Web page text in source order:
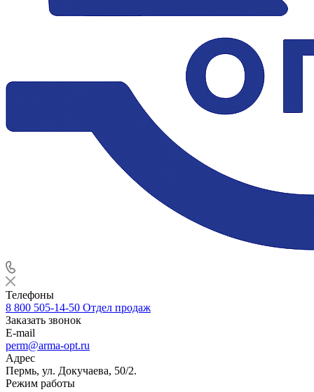
Телефоны
8 800 505-14-50 Отдел продаж
Заказать звонок
E-mail
perm@arma-opt.ru
Адрес
Пермь, ул. Докучаева, 50/2.
Режим работы